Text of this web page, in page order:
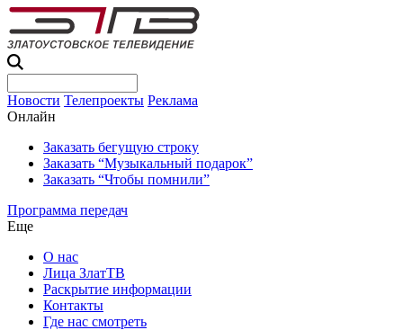
Новости Телепроекты Реклама
Онлайн
Заказать бегущую строку
Заказать “Музыкальный подарок”
Заказать “Чтобы помнили”
Программа передач
Еще
О нас
Лица ЗлатТВ
Раскрытие информации
Контакты
Где нас смотреть